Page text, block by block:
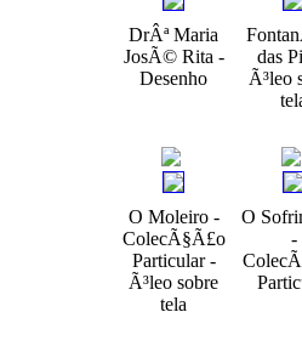
DrÂª Maria
JosÃ© Rita -
Desenho
das
Ã³leo
O Moleiro -
ColecÃ§Ã£o
Particular -
Ã³leo sobre
tela
O
-